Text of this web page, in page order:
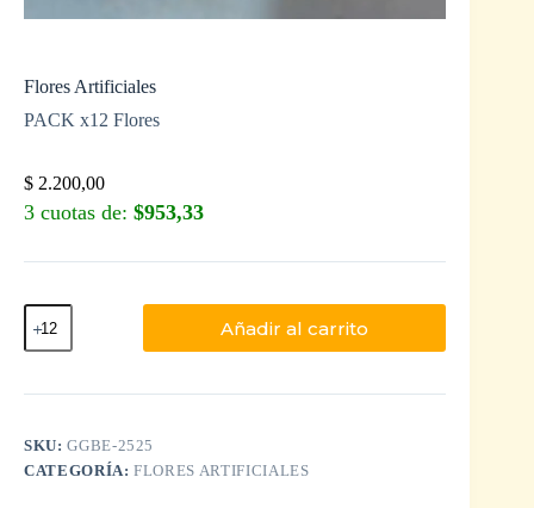
Flores Artificiales
PACK x12 Flores
$ 2.200,00
3 cuotas de: $953,33
Añadir al carrito
SKU:GGBE-2525
CATEGORÍA:FLORES ARTIFICIALES